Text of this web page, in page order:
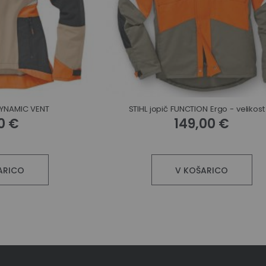
VENT
€
STIHL jopič FUNCTION Ergo - velikost
149,00 €
V KOŠARICO